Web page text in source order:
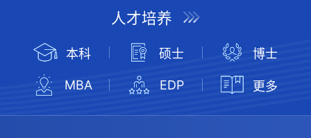
人才培养
本科 硕士 博士
MBA EDP 更多